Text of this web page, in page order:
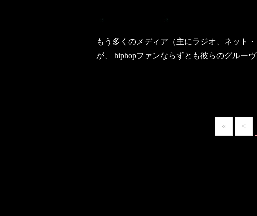
もう多くのメディア（主にラジオ、ネット
が、 hiphopファンならずとも彼らのグルー
« <